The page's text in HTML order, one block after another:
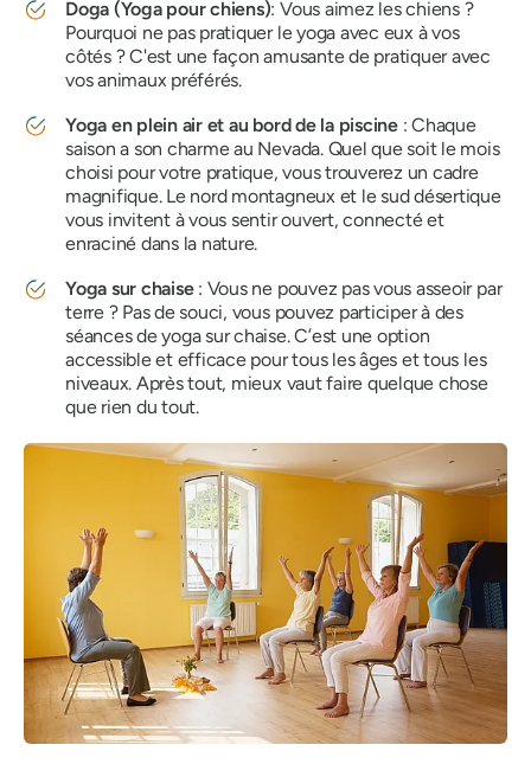
Doga (Yoga pour chiens): Vous aimez les chiens ?
Pourquoi ne pas pratiquer le yoga avec eux à vos
côtés ? C'est une façon amusante de pratiquer avec
vos animaux préférés.
Yoga en plein air et au bord de la piscine: Chaque
saison a son charme au Nevada. Quel que soit le mois
choisi pour votre pratique, vous trouverez un cadre
magnifique. Le nord montagneux et le sud désertique
vous invitent à vous sentir ouvert, connecté et
enraciné dans la nature.
Yoga sur chaise: Vous ne pouvez pas vous asseoir par
terre ? Pas de souci, vous pouvez participer à des
séances de yoga sur chaise. C’est une option
accessible et efficace pour tous les âges et tous les
niveaux. Après tout, mieux vaut faire quelque chose
que rien du tout.